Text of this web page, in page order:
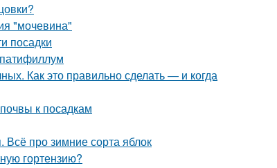
"мочевина"
посадки
Как это правильно сделать — и когда
к посадкам
Всё про зимние сорта яблок
гортензию?